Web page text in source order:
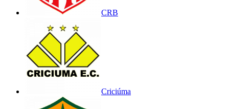
CRB
Criciúma